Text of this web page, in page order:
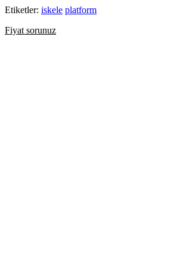
Etiketler: iskele platform
Fiyat sorunuz